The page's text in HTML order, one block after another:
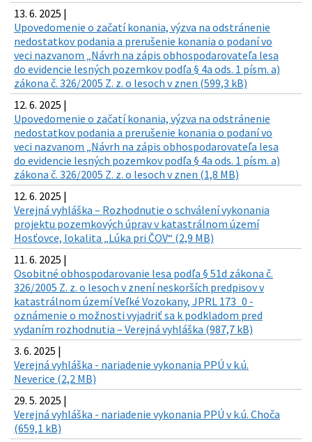
13. 6. 2025 |
Upovedomenie o začatí konania, výzva na odstránenie
nedostatkov podania a prerušenie konania o podaní vo
veci nazvanom „Návrh na zápis obhospodarovateľa lesa
do evidencie lesných pozemkov podľa § 4a ods. 1 písm. a)
zákona č. 326/2005 Z. z. o lesoch v znen (599,3 kB)
12. 6. 2025 |
Upovedomenie o začatí konania, výzva na odstránenie
nedostatkov podania a prerušenie konania o podaní vo
veci nazvanom „Návrh na zápis obhospodarovateľa lesa
do evidencie lesných pozemkov podľa § 4a ods. 1 písm. a)
zákona č. 326/2005 Z. z. o lesoch v znen (1,8 MB)
12. 6. 2025 |
Verejná vyhláška – Rozhodnutie o schválení vykonania
projektu pozemkových úprav v katastrálnom území
Hosťovce, lokalita „Lúka pri ČOV“ (2,9 MB)
11. 6. 2025 |
Osobitné obhospodarovanie lesa podľa § 51d zákona č.
326/2005 Z. z. o lesoch v znení neskorších predpisov v
katastrálnom území Veľké Vozokany, JPRL 173_0 -
oznámenie o možnosti vyjadriť sa k podkladom pred
vydaním rozhodnutia – Verejná vyhláška (987,7 kB)
3. 6. 2025 |
Verejná vyhláška - nariadenie vykonania PPÚ v k.ú.
Neverice (2,2 MB)
29. 5. 2025 |
Verejná vyhláška - nariadenie vykonania PPÚ v k.ú. Choča
(659,1 kB)